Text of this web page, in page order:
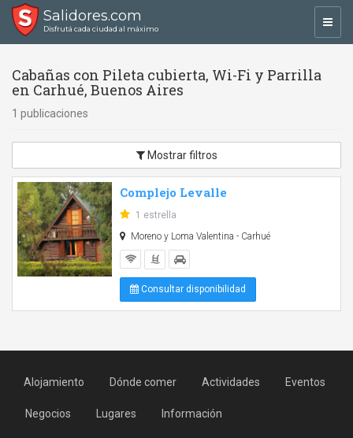
Salidores.com
Disfrutá cada ciudad al máximo
Cabañas con Pileta cubierta, Wi-Fi y Parrilla
en Carhué, Buenos Aires
1 publicaciones
Mostrar filtros
Complejo Levalle
1 estrella
Moreno y Loma Valentina - Carhué
Consultar disponibilidad
Alojamiento Dónde comer Actividades Eventos
Negocios Lugares Información